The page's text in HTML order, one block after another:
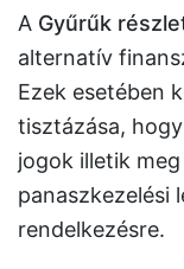
A Gyűrűk
alternatív
Ezek esetében
tisztázása,
jogok illetik
panaszkezelési
rendelkezésre.